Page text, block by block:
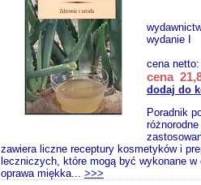
wydanie I
cena
cena
dodaj do
Poradnik
zawiera liczne receptury kosmetyków i
leczniczych, które mogą być wykonane w
oprawa miękka... >>>